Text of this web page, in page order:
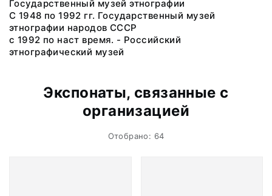
Государственный музей этнографии
С 1948 по 1992 гг. Государственный музей
этнографии народов СССР
с 1992 по наст время. - Российский
этнографический музей
Экспонаты, связанные с
организацией
Отобрано: 64